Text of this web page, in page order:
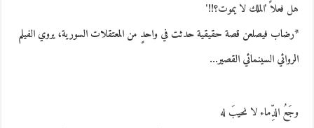
هل فعلاً 'الملك لا يموت؟!!'
*رضاب فيصلعن قصة حقيقية حدثت في واحدٍ من المعتقلات السورية، يروي الفيلم
الروائي السينمائي القصير…
وجَعُ الدِّماء لا نحيبَ له